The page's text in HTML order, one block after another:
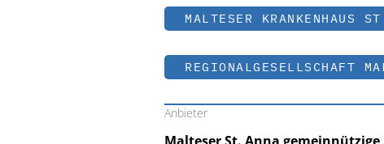
MALTESER KRANKENHAUS
REGIONALGESELLSCHAFT
Anbieter